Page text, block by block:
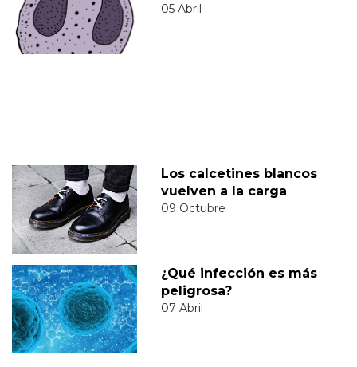
05 Abril
Los calcetines blancos
vuelven a la carga
09 Octubre
¿Qué infección es más
peligrosa?
07 Abril